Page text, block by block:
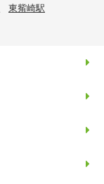
東觜崎駅